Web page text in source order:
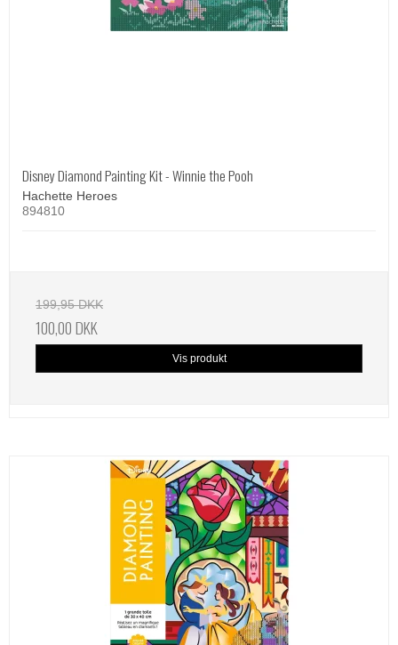
Disney Diamond Painting Kit - Winnie the Pooh
Hachette Heroes
894810
199,95 DKK
100,00 DKK
Vis produkt